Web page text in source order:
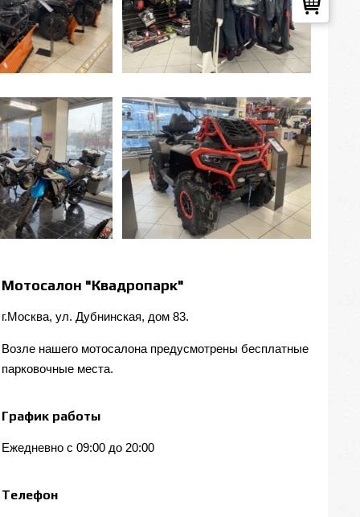
Мотосалон "Квадропарк"
г.Москва, ул. Дубнинская, дом 83.
Возле нашего мотосалона предусмотрены бесплатные
парковочные места.
График работы
Ежедневно с 09:00 до 20:00
Телефон